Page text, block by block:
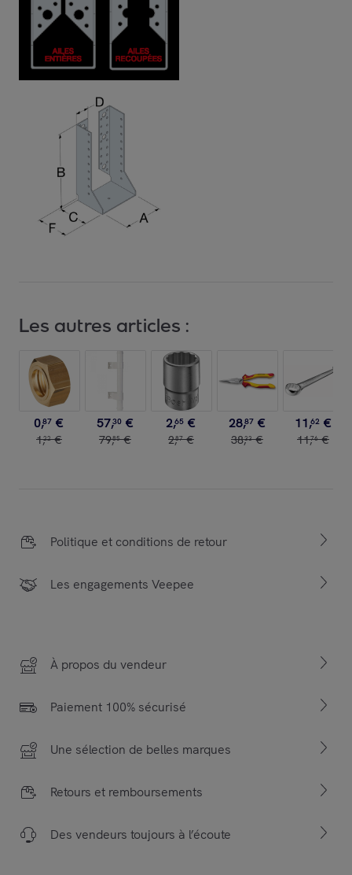
Les autres articles :
0,87 €
1,22 €
57,30 €
79,85 €
2,65 €
2,87 €
28,87 €
38,33 €
11,62 €
11,76 €
Politique et conditions de retour
Les engagements Veepee
À propos du vendeur
Paiement 100% sécurisé
Une sélection de belles marques
Retours et remboursements
Des vendeurs toujours à l’écoute